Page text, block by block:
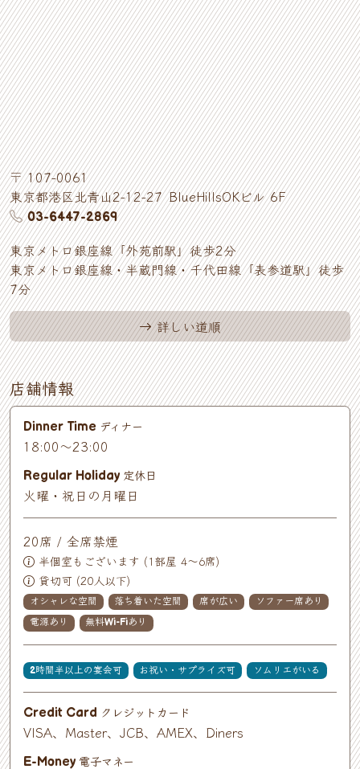
〒107-0061
東京都港区北青山2-12-27 BlueHillsOKビル 6F
03-6447-2869
東京メトロ銀座線「外苑前駅」徒歩2分
東京メトロ銀座線・半蔵門線・千代田線「表参道駅」徒歩
7分
詳しい道順
店舗情報
Dinner Time ディナー
18:00～23:00
Regular Holiday 定休日
火曜・祝日の月曜日
20席 / 全席禁煙
半個室もございます (1部屋 4〜6席)
貸切可 (20人以下)
オシャレな空間 落ち着いた空間 席が広い
ソファー席あり
電源あり
無料Wi-Fiあり
2時間半以上の宴会可 お祝い・サプライズ可 ソムリエがいる
Credit Card クレジットカード
VISA、Master、JCB、AMEX、Diners
E-Money 電子マネー